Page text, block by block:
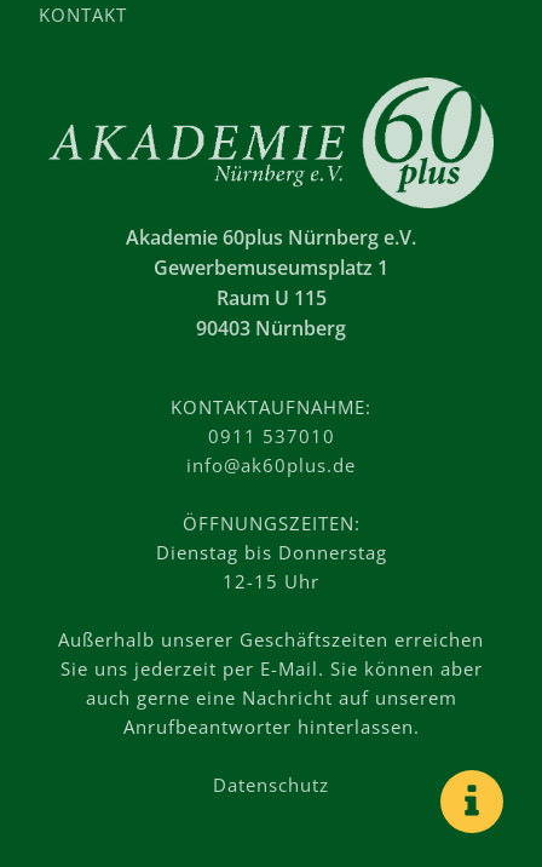
KONTAKT
Akademie 60plus Nürnberg e.V.
Gewerbemuseumsplatz 1
Raum U 115
90403 Nürnberg
KONTAKTAUFNAHME:
0911 537010
info@ak60plus.de
ÖFFNUNGSZEITEN:
Dienstag bis Donnerstag
12-15 Uhr
Außerhalb unserer Geschäftszeiten erreichen
Sie uns jederzeit per E-Mail. Sie können aber
auch gerne eine Nachricht auf unserem
Anrufbeantworter hinterlassen.
Datenschutz